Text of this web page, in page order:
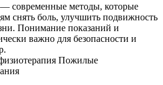
современные методы, которые
снять боль, улучшить подвижность
Понимание показаний и
важно для безопасности и
Пожилые